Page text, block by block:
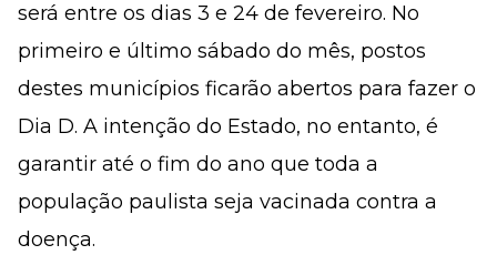
será entre os dias 3 e 24 de fevereiro. No
primeiro e último sábado do mês, postos
destes municípios ficarão abertos para fazer o
Dia D. A intenção do Estado, no entanto, é
garantir até o fim do ano que toda a
população paulista seja vacinada contra a
doença.